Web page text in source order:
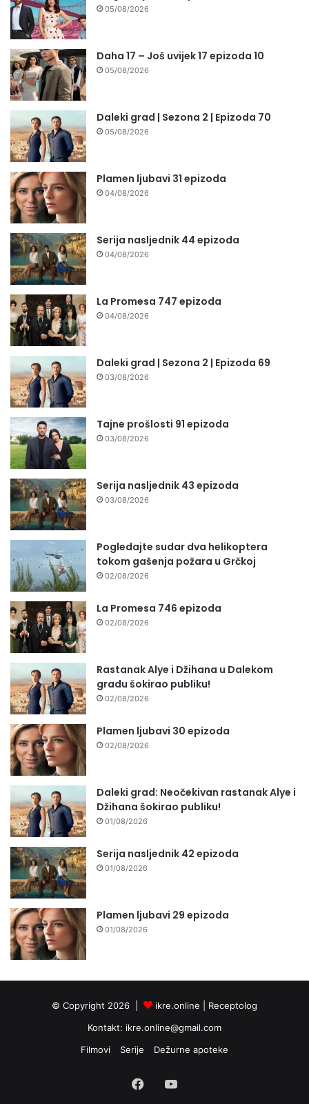
05/08/2026
Daha 17 – Još uvijek 17 epizoda 10
05/08/2026
Daleki grad | Sezona 2 | Epizoda 70
05/08/2026
Plamen ljubavi 31 epizoda
04/08/2026
Serija nasljednik 44 epizoda
04/08/2026
La Promesa 747 epizoda
04/08/2026
Daleki grad | Sezona 2 | Epizoda 69
03/08/2026
Tajne prošlosti 91 epizoda
03/08/2026
Serija nasljednik 43 epizoda
03/08/2026
Pogledajte sudar dva helikoptera
tokom gašenja požara u Grčkoj
02/08/2026
La Promesa 746 epizoda
02/08/2026
Rastanak Alye i Džihana u Dalekom
gradu šokirao publiku!
02/08/2026
Plamen ljubavi 30 epizoda
02/08/2026
Daleki grad: Neočekivan rastanak Alye i
Džihana šokirao publiku!
01/08/2026
Serija nasljednik 42 epizoda
01/08/2026
Plamen ljubavi 29 epizoda
01/08/2026
© Copyright 2026 | ikre.online | Receptolog
Kontakt: ikre.online@gmail.com
Filmovi
Serije Dežurne apoteke
FacebookYouTube